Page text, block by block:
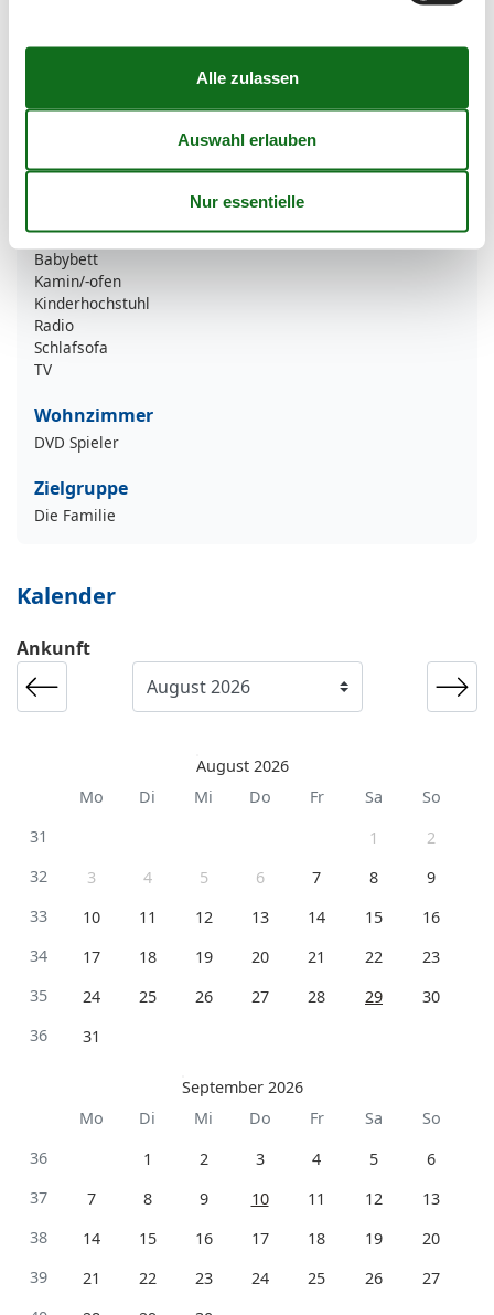
Kaffeemaschine
Toaster
Wohn-/Schlafbereich
Babybett
Kamin/-ofen
Kinderhochstuhl
Radio
Schlafsofa
TV
Wohnzimmer
DVD Spieler
Zielgruppe
Die Familie
Kalender
Ankunft
August 2026
Mo
Di Mi Do Fr Sa
So
31
1
2
32
3 4 5 6 7 8
9
33
10 11 12 13 14 15
16
34
17 18 19 20 21 22
23
35
24 25 26 27 28 29
30
36
31
September 2026
Mo
Di Mi Do Fr Sa
So
36
1 2 3 4 5
6
37
7 8 9 10 11 12
13
38
14 15 16 17 18 19
20
39
21 22 23 24 25 26
27